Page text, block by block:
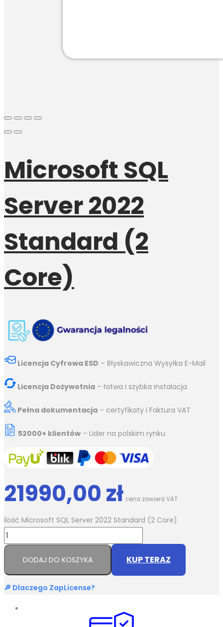
Microsoft SQL
Server 2022
Standard (2
Core)
21990,00zł cena zawiera VAT
Licencja Cyfrowa ESD – Błyskawiczna Wysyłka E-Mail
Licencja Dożywotnia – łatwa i szybka instalacja
Pełna dokumentacja – certyfikaty i Faktura VAT
52000+ klientów – Lider na polskim rynku
ilość Microsoft SQL Server 2022 Standard (2 Core)
DODAJ DO KOSZYKA KUP TERAZ
🔎 Dlaczego ZapLicense?